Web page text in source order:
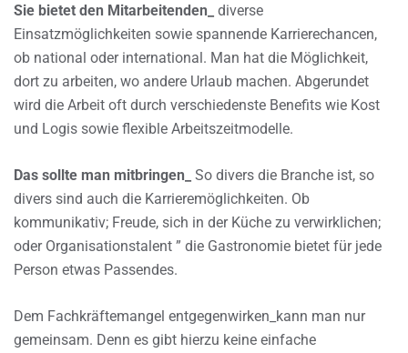
Sie bietet den Mitarbeitenden_
diverse
Einsatzmöglichkeiten sowie spannende Karrierechancen,
ob national oder international. Man hat die Möglichkeit,
dort zu arbeiten, wo andere Urlaub machen. Abgerundet
wird die Arbeit oft durch verschiedenste Benefits wie Kost
und Logis sowie flexible Arbeitszeitmodelle.
Das sollte man mitbringen_
So divers die Branche ist, so
divers sind auch die Karrieremöglichkeiten. Ob
kommunikativ; Freude, sich in der Küche zu verwirklichen;
oder Organisationstalent ” die Gastronomie bietet für jede
Person etwas Passendes.
Dem Fachkräftemangel entgegenwirken_kann man nur
gemeinsam. Denn es gibt hierzu keine einfache